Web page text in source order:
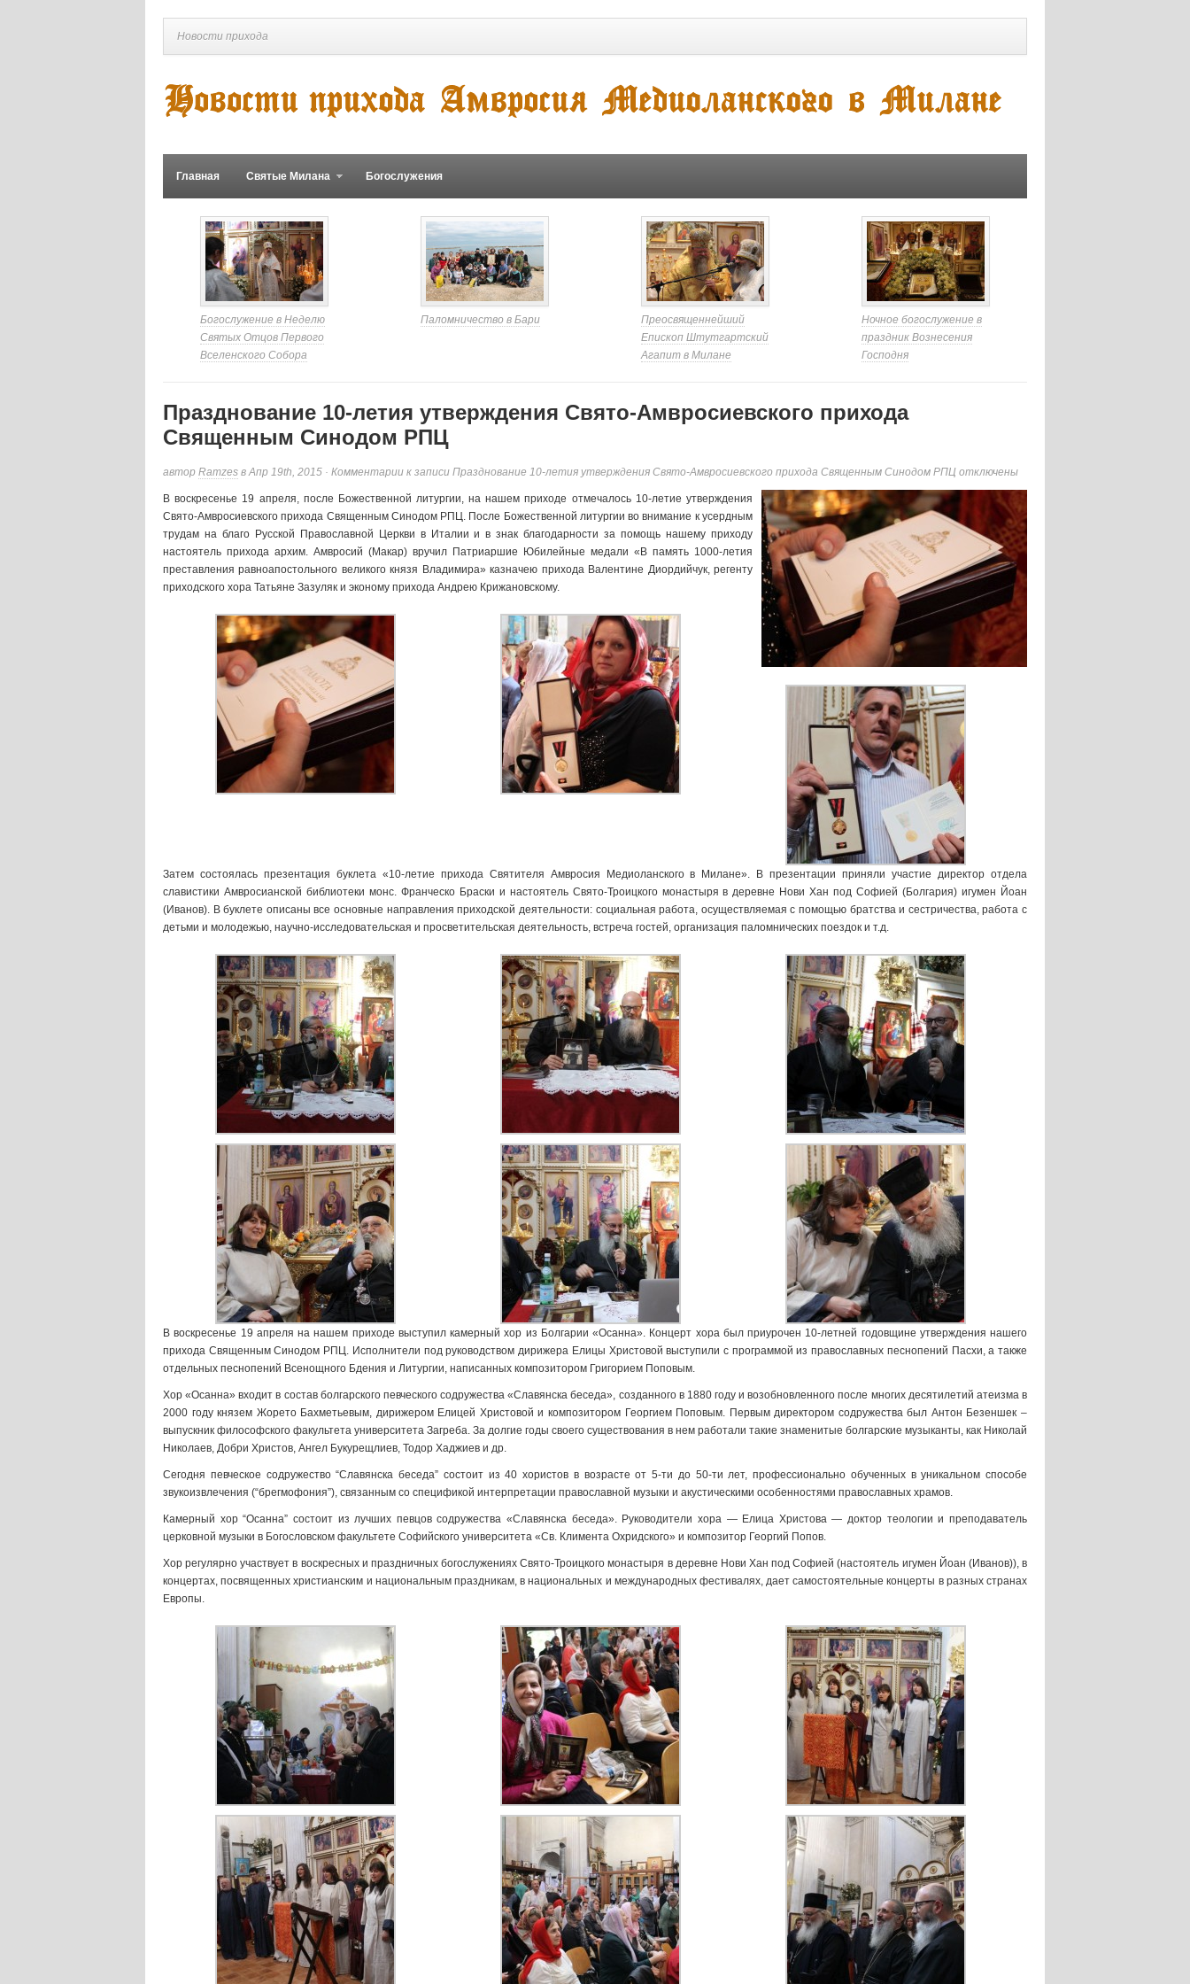
Новости прихода
Главная Святые Милана Богослужения
Богослужение в Неделю
Святых Отцов Первого
Вселенского Собора
Паломничество в Бари
Преосвященнейший
Епископ Штутгартский
Агапит в Милане
Ночное богослужение в
праздник Вознесения
Господня
Празднование 10-летия утверждения Свято-Амвросиевского прихода
Священным Синодом РПЦ
автор Ramzes в Апр 19th, 2015 · Комментарии к записи Празднование 10-летия утверждения Свято-Амвросиевского прихода Священным Синодом РПЦ отключены
В воскресенье 19 апреля, после Божественной литургии, на нашем приходе отмечалось 10-летие утверждения
Свято-Амвросиевского прихода Священным Синодом РПЦ. После Божественной литургии во внимание к усердным
трудам на благо Русской Православной Церкви в Италии и в знак благодарности за помощь нашему приходу
настоятель прихода архим. Амвросий (Макар) вручил Патриаршие Юбилейные медали «В память 1000-летия
преставления равноапостольного великого князя Владимира» казначею прихода Валентине Диордийчук, регенту
приходского хора Татьяне Зазуляк и эконому прихода Андрею Крижановскому.
Затем состоялась презентация буклета «10-летие прихода Святителя Амвросия Медиоланского в Милане». В презентации приняли участие директор отдела
славистики Амвросианской библиотеки монс. Франческо Браски и настоятель Свято-Троицкого монастыря в деревне Нови Хан под Софией (Болгария) игумен Йоан
(Иванов). В буклете описаны все основные направления приходской деятельности: социальная работа, осуществляемая с помощью братства и сестричества, работа с
детьми и молодежью, научно-исследовательская и просветительская деятельность, встреча гостей, организация паломнических поездок и т.д.
В воскресенье 19 апреля на нашем приходе выступил камерный хор из Болгарии «Осанна». Концерт хора был приурочен 10-летней годовщине утверждения нашего
прихода Священным Синодом РПЦ. Исполнители под руководством дирижера Елицы Христовой выступили с программой из православных песнопений Пасхи, а также
отдельных песнопений Всенощного Бдения и Литургии, написанных композитором Григорием Поповым.
Хор «Осанна» входит в состав болгарского певческого содружества «Славянска беседа», созданного в 1880 году и возобновленного после многих десятилетий атеизма в
2000 году князем Жорето Бахметьевым, дирижером Елицей Христовой и композитором Георгием Поповым. Первым директором содружества был Антон Безеншек –
выпускник философского факультета университета Загреба. За долгие годы своего существования в нем работали такие знаменитые болгарские музыканты, как Николай
Николаев, Добри Христов, Ангел Букурещлиев, Тодор Хаджиев и др.
Сегодня певческое содружество “Славянска беседа” состоит из 40 хористов в возрасте от 5-ти до 50-ти лет, профессионально обученных в уникальном способе
звукоизвлечения (“брегмофония”), связанным со спецификой интерпретации православной музыки и акустическими особенностями православных храмов.
Камерный хор “Осанна” состоит из лучших певцов содружества «Славянска беседа». Руководители хора — Елица Христова — доктор теологии и преподаватель
церковной музыки в Богословском факультете Софийского университета «Св. Климента Охридского» и композитор Георгий Попов.
Хор регулярно участвует в воскресных и праздничных богослужениях Свято-Троицкого монастыря в деревне Нови Хан под Софией (настоятель игумен Йоан (Иванов)), в
концертах, посвященных христианским и национальным праздникам, в национальных и международных фестивалях, дает самостоятельные концерты в разных странах
Европы.